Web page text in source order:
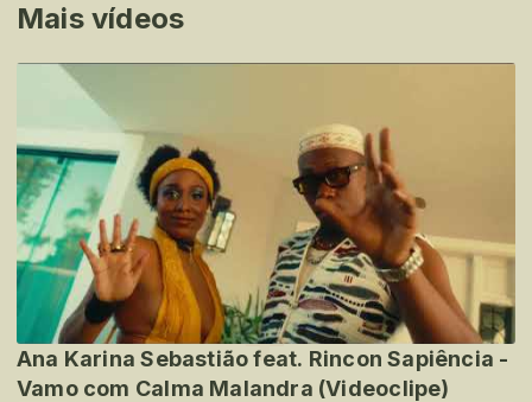
Mais vídeos
Ana Karina Sebastião feat. Rincon Sapiência -
Vamo com Calma Malandra (Videoclipe)